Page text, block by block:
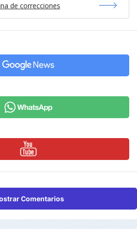
de correcciones
Comentarios